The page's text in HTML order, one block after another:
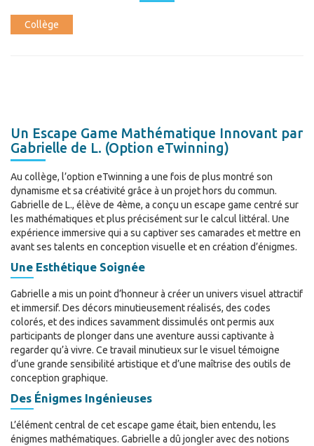
Collège
Un Escape Game Mathématique Innovant par
Gabrielle de L. (Option eTwinning)
Au collège, l’option eTwinning a une fois de plus montré son
dynamisme et sa créativité grâce à un projet hors du commun.
Gabrielle de L., élève de 4ème, a conçu un escape game centré sur
les mathématiques et plus précisément sur le calcul littéral. Une
expérience immersive qui a su captiver ses camarades et mettre en
avant ses talents en conception visuelle et en création d’énigmes.
Une Esthétique Soignée
Gabrielle a mis un point d’honneur à créer un univers visuel attractif
et immersif. Des décors minutieusement réalisés, des codes
colorés, et des indices savamment dissimulés ont permis aux
participants de plonger dans une aventure aussi captivante à
regarder qu’à vivre. Ce travail minutieux sur le visuel témoigne
d’une grande sensibilité artistique et d’une maîtrise des outils de
conception graphique.
Des Énigmes Ingénieuses
L’élément central de cet escape game était, bien entendu, les
énigmes mathématiques. Gabrielle a dû jongler avec des notions